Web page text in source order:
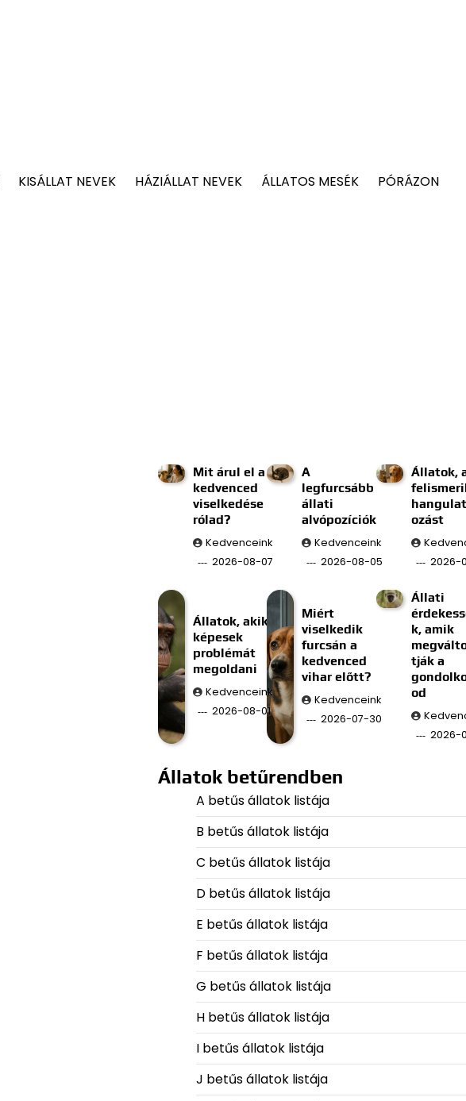
KISÁLLAT NEVEK HÁZIÁLLAT NEVEK ÁLLATOS MESÉK PÓRÁZON
Mit árul el a
kedvenced
viselkedése
rólad?
Kedvenceink
2026-08-07
A
legfurcsább
állati
alvópozíciók
Kedvenceink
2026-08-05
Állatok,
ozást
2026-
Állatok, akik
képesek
problémát
megoldani
Kedvenceink
2026-08-01
Miért
viselkedik
furcsán a
kedvenced
vihar előtt?
Kedvenceink
2026-07-30
Állati
k, amik
tják a
od
2026-
Állatok betűrendben
A betűs állatok listája
B betűs állatok listája
C betűs állatok listája
D betűs állatok listája
E betűs állatok listája
F betűs állatok listája
G betűs állatok listája
H betűs állatok listája
I betűs állatok listája
J betűs állatok listája